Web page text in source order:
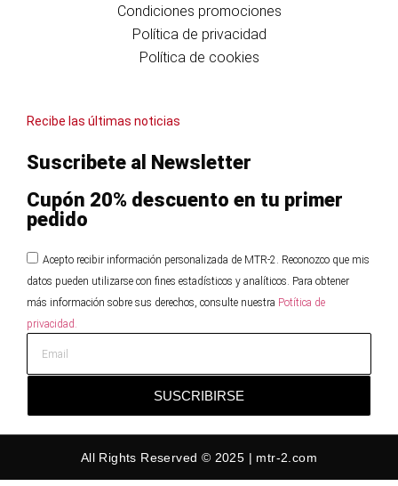
Condiciones promociones
Política de privacidad
Política de cookies
Recibe las últimas noticias
Suscribete al Newsletter
Cupón 20% descuento en tu primer
pedido
Acepto recibir información personalizada de MTR-2. Reconozco que mis
datos pueden utilizarse con fines estadísticos y analíticos. Para obtener
más información sobre sus derechos, consulte nuestra Potítica de
privacidad.
SUSCRIBIRSE
All Rights Reserved © 2025 | mtr-2.com